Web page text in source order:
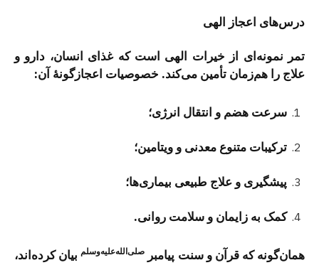
درس‌های اعجاز الهی
تمر نمونه‌ای از خیرات الهی است که غذای انسان، دارو و
علاج را هم‌زمان تأمین می‌کند. خصوصیات اعجازگونۀ آن:
سرعت هضم و انتقال انرژی؛
ترکیبات متنوع معدنی و ویتامین؛
پیشگیری و علاج طبیعی بیماری‌ها؛
کمک به زایمان و سلامت روانی.
همان‌گونه که قرآن و سنت پیامبر صلی‌الله‌علیه‌وسلمبیان کرده‌اند،